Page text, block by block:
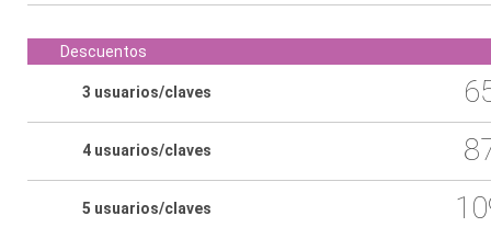
Descuentos
3 usuarios/claves
4 usuarios/claves
5 usuarios/claves